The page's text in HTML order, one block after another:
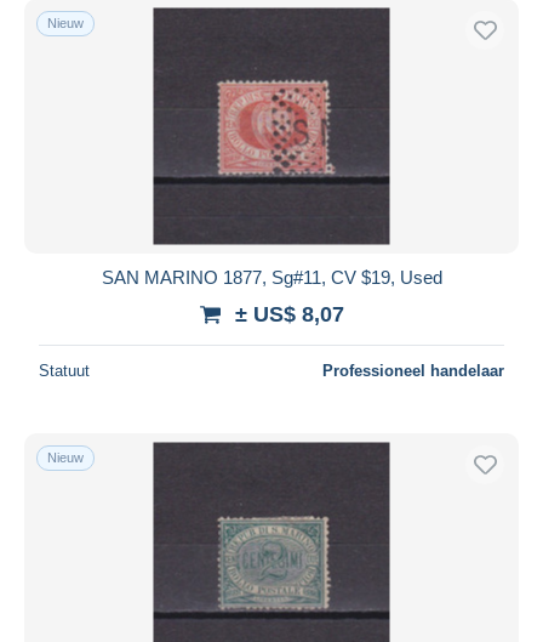
Nieuw
SAN MARINO 1877, Sg#11, CV $19, Used
± US$ 8,07
Statuut Professioneel handelaar
Nieuw